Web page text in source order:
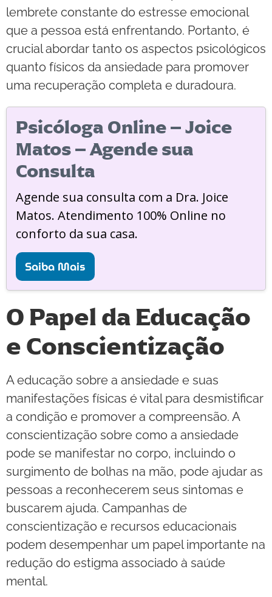
lembrete constante do estresse emocional
que a pessoa está enfrentando. Portanto, é
crucial abordar tanto os aspectos psicológicos
quanto físicos da ansiedade para promover
uma recuperação completa e duradoura.
Psicóloga Online – Joice
Matos – Agende sua
Consulta
Agende sua consulta com a Dra. Joice
Matos. Atendimento 100% Online no
conforto da sua casa.
Saiba Mais
O Papel da Educação
e Conscientização
A educação sobre a ansiedade e suas
manifestações físicas é vital para desmistificar
a condição e promover a compreensão. A
conscientização sobre como a ansiedade
pode se manifestar no corpo, incluindo o
surgimento de bolhas na mão, pode ajudar as
pessoas a reconhecerem seus sintomas e
buscarem ajuda. Campanhas de
conscientização e recursos educacionais
podem desempenhar um papel importante na
redução do estigma associado à saúde
mental.